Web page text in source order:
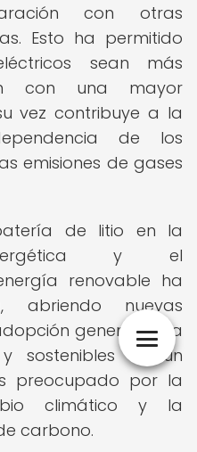
con otras
Esto ha permitido
sean más
con una mayor
vez contribuye a la
de los
emisiones de gases
de litio en la
y el
renovable ha
abriendo nuevas
generalizada
sostenibles en un
preocupado por la
climático y la
carbono.